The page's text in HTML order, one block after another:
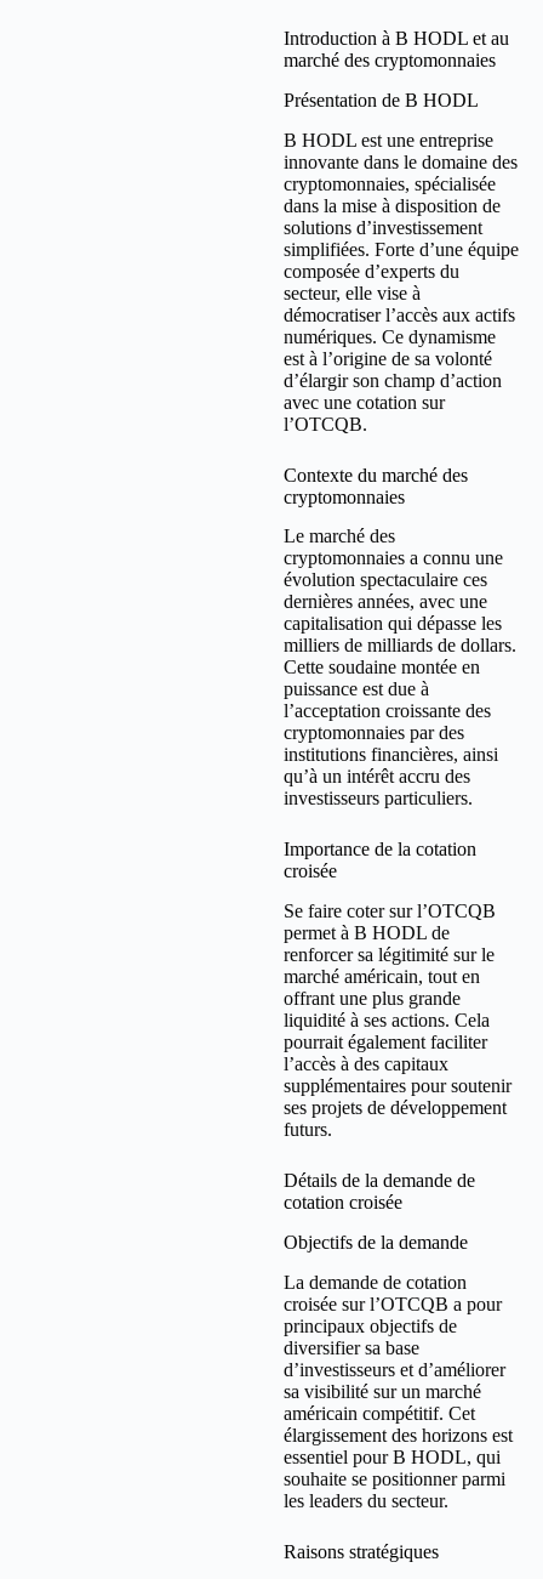
Introduction à B HODL et au
marché des cryptomonnaies
Présentation de B HODL
B HODL est une entreprise
innovante dans le domaine des
cryptomonnaies, spécialisée
dans la mise à disposition de
solutions d’investissement
simplifiées. Forte d’une équipe
composée d’experts du
secteur, elle vise à
démocratiser l’accès aux actifs
numériques. Ce dynamisme
est à l’origine de sa volonté
d’élargir son champ d’action
avec une cotation sur
l’OTCQB.
Contexte du marché des
cryptomonnaies
Le marché des
cryptomonnaies a connu une
évolution spectaculaire ces
dernières années, avec une
capitalisation qui dépasse les
milliers de milliards de dollars.
Cette soudaine montée en
puissance est due à
l’acceptation croissante des
cryptomonnaies par des
institutions financières, ainsi
qu’à un intérêt accru des
investisseurs particuliers.
Importance de la cotation
croisée
Se faire coter sur l’OTCQB
permet à B HODL de
renforcer sa légitimité sur le
marché américain, tout en
offrant une plus grande
liquidité à ses actions. Cela
pourrait également faciliter
l’accès à des capitaux
supplémentaires pour soutenir
ses projets de développement
futurs.
Détails de la demande de
cotation croisée
Objectifs de la demande
La demande de cotation
croisée sur l’OTCQB a pour
principaux objectifs de
diversifier sa base
d’investisseurs et d’améliorer
sa visibilité sur un marché
américain compétitif. Cet
élargissement des horizons est
essentiel pour B HODL, qui
souhaite se positionner parmi
les leaders du secteur.
Raisons stratégiques